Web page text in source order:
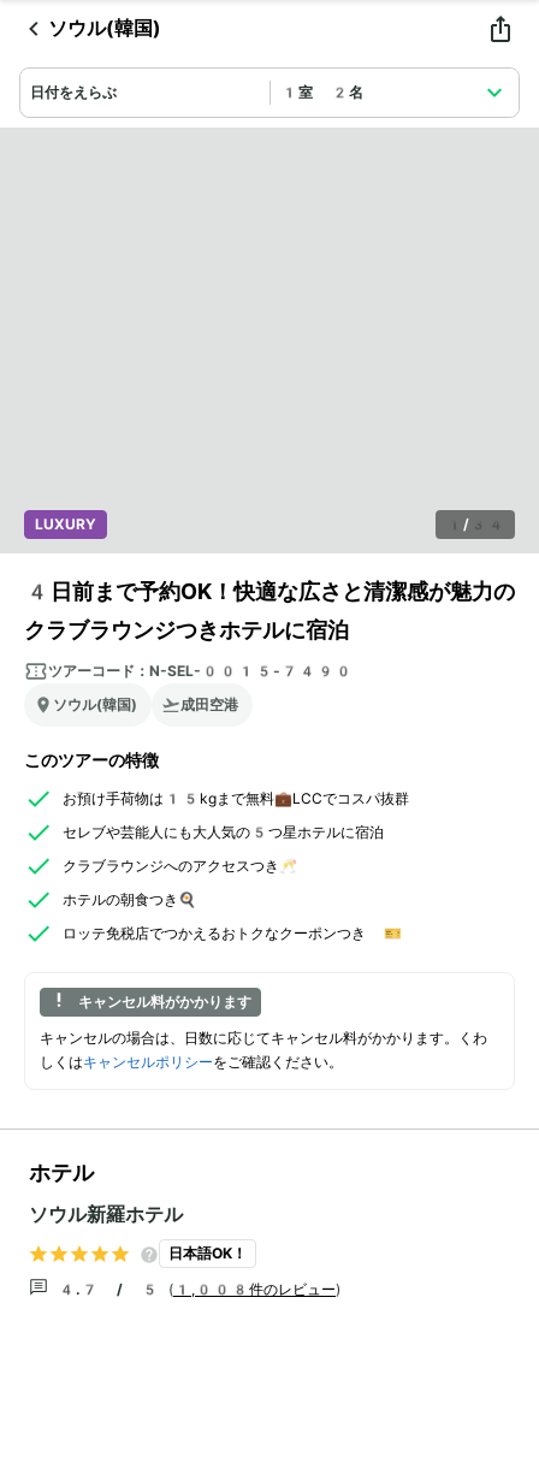
ソウル(韓国)
日付をえらぶ 1室 2名
1 / 34
LUXURY
4日前まで予約OK！快適な広さと清潔感が魅力の
クラブラウンジつきホテルに宿泊
ツアーコード： N-SEL-0015-7490
ソウル(韓国)
成田空港
このツアーの特徴
お預け手荷物は15kgまで無料💼LCCでコスパ抜群
セレブや芸能人にも大人気の5つ星ホテルに宿泊
クラブラウンジへのアクセスつき🥂
ホテルの朝食つき🍳
ロッテ免税店でつかえるおトクなクーポンつき 🎫
キャンセル料がかかります
キャンセルの場合は、日数に応じてキャンセル料がかかります。くわ
しくはキャンセルポリシーをご確認ください。
ホテル
ソウル新羅ホテル
日本語OK！
4.7 / 5 ( 1,008件のレビュー)